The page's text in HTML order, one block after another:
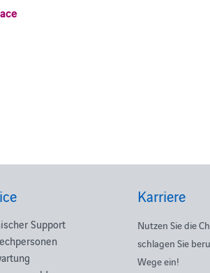
Support
Karriere
Nutzen Sie die
schlagen Sie
Wege ein!